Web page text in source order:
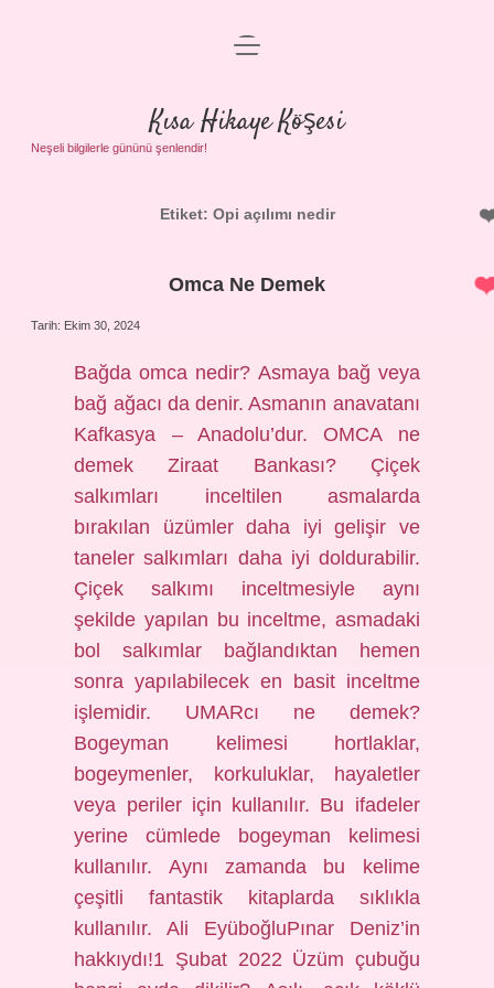
Anasayfa
Yasal Uyarı
menüyü
aç
Kısa Hikaye Köşesi
Neşeli bilgilerle gününü şenlendir!
Etiket: Opi açılımı nedir
Omca Ne Demek
Tarih: Ekim 30, 2024
Bağda omca nedir? Asmaya bağ veya
bağ ağacı da denir. Asmanın anavatanı
Kafkasya – Anadolu’dur. OMCA ne
demek Ziraat Bankası? Çiçek
salkımları inceltilen asmalarda
bırakılan üzümler daha iyi gelişir ve
taneler salkımları daha iyi doldurabilir.
Çiçek salkımı inceltmesiyle aynı
şekilde yapılan bu inceltme, asmadaki
bol salkımlar bağlandıktan hemen
sonra yapılabilecek en basit inceltme
işlemidir. UMARcı ne demek?
Bogeyman kelimesi hortlaklar,
bogeymenler, korkuluklar, hayaletler
veya periler için kullanılır. Bu ifadeler
yerine cümlede bogeyman kelimesi
kullanılır. Aynı zamanda bu kelime
çeşitli fantastik kitaplarda sıklıkla
kullanılır. Ali EyüboğluPınar Deniz’in
hakkıydı!1 Şubat 2022 Üzüm çubuğu